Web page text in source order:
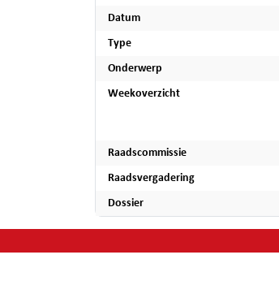
Datum
Type
Onderwerp
Weekoverzicht
Raadscommissie
Raadsvergadering
Dossier